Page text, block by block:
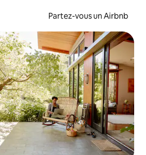
Partez-vous un Airbnb